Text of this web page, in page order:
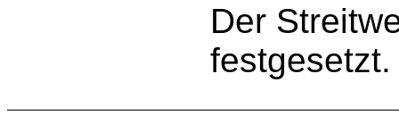
Der
festgesetzt.